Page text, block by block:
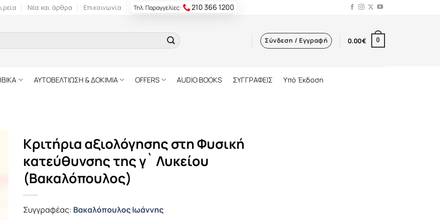
Νέα και άρθρα Επικοινωνία Τηλ. Παραγγελίες: 210 366 1200
Σύνδεση / Εγγραφή 0.00€ 0
ΑΥΤΟΒΕΛΤΙΩΣΗ & ΔΟΚΙΜΙΑ OFFERS AUDIO BOOKS ΣΥΓΓΡΑΦΕΙΣ Υπό Έκδοση
Κριτήρια αξιολόγησης στη Φυσική
κατεύθυνσης της γ` Λυκείου
(Βακαλόπουλος)
Συγγραφέας: Βακαλόπουλος Ιωάννης